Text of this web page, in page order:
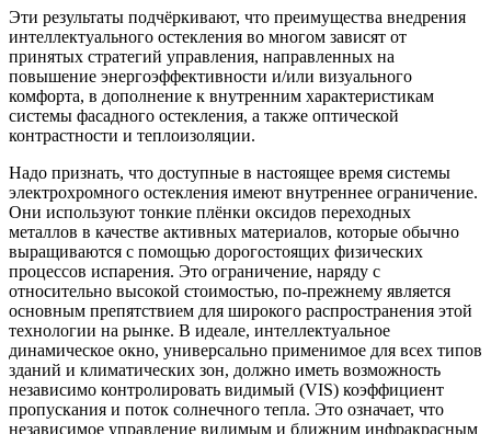
Эти результаты подчёркивают, что преимущества внедрения
интеллектуального остекления во многом зависят от
принятых стратегий управления, направленных на
повышение энергоэффективности и/или визуального
комфорта, в дополнение к внутренним характеристикам
системы фасадного остекления, а также оптической
контрастности и теплоизоляции.
Надо признать, что доступные в настоящее время системы
электрохромного остекления имеют внутреннее ограничение.
Они используют тонкие плёнки оксидов переходных
металлов в качестве активных материалов, которые обычно
выращиваются с помощью дорогостоящих физических
процессов испарения. Это ограничение, наряду с
относительно высокой стоимостью, по-прежнему является
основным препятствием для широкого распространения этой
технологии на рынке. В идеале, интеллектуальное
динамическое окно, универсально применимое для всех типов
зданий и климатических зон, должно иметь возможность
независимо контролировать видимый (VIS) коэффициент
пропускания и поток солнечного тепла. Это означает, что
независимое управление видимым и ближним инфракрасным